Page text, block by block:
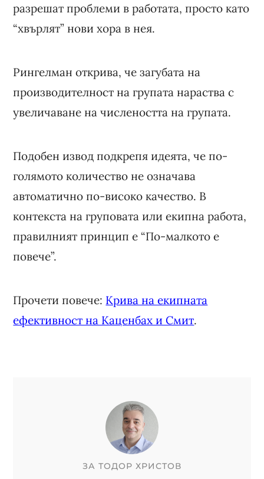
разрешат проблеми в работата, просто като
“хвърлят” нови хора в нея.
Рингелман открива, че загубата на
производителност на групата нараства с
увеличаване на числеността на групата.
Подобен извод подкрепя идеята, че по-
голямото количество не означава
автоматично по-високо качество. В
контекста на груповата или екипна работа,
правилният принцип е “По-малкото е
повече”.
Прочети повече: Крива на екипната
ефективност на Каценбах и Смит.
ЗА ТОДОР ХРИСТОВ